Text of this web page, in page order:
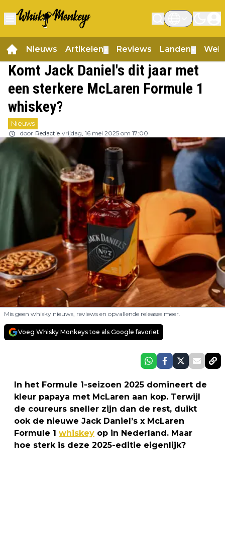
Nieuws Artikelen Reviews Landen
Komt Jack Daniel's dit jaar met
een sterkere McLaren Formule 1
whiskey?
Nieuws
door Redactie vrijdag, 16 mei 2025 om 17:00
Mis geen whisky nieuws, reviews en opvallende releases meer.
Voeg Whisky Monkeys toe als Google favoriet
In het Formule 1-seizoen 2025 domineert de
kleur papaya met McLaren aan kop. Terwijl
de coureurs sneller zijn dan de rest, duikt
ook de nieuwe Jack Daniel’s x McLaren
Formule 1 whiskey op in Nederland. Maar
hoe sterk is deze 2025-editie eigenlijk?